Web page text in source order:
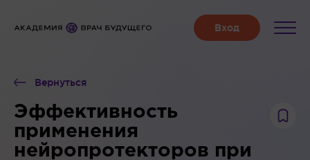
Вернуться
Эффективность
применения
нейропротекторов при